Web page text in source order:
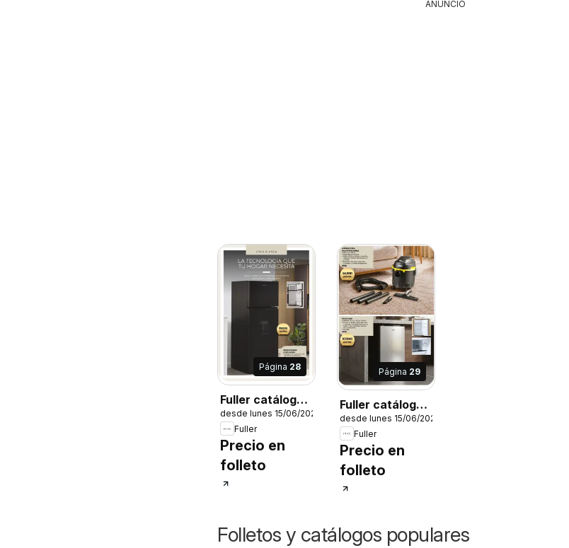
ANUNCIO
Página 28
Fuller catálogo
Puntos
desde lunes 15/06/2026
Fuller
Precio en
folleto
Página 29
Fuller catálogo
Puntos
desde lunes 15/06/2026
Fuller
Precio en
folleto
Folletos y catálogos populares